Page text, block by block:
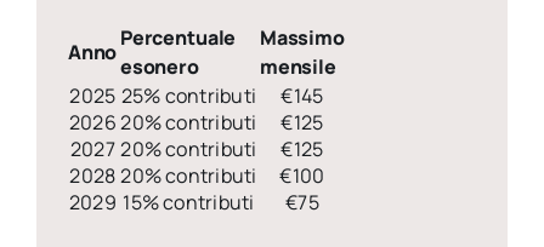
Anno
Percentuale
esonero
Massimo
mensile
2025 25% contributi
€145
202620% contributi
€125
202720% contributi
€125
202820% contributi
€100
2029 15% contributi €75